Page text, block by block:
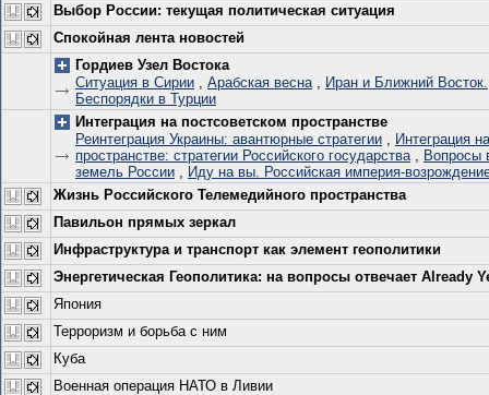
Выбор России: текущая политическая ситуация
Спокойная лента новостей
Гордиев Узел Востока
Ситуация в Сирии , Арабская весна, Иран и Ближний Восток.
Беспорядки в Турции
Интеграция на постсоветском пространстве
Реинтеграция Украины: авантюрные стратегии , Интеграция
пространстве: стратегии Российского государства, Вопросы
земель России , Иду на вы. Российская империя-
Жизнь Российского Телемедийного пространства
Павильон прямых зеркал
Инфраструктура и транспорт как элемент геополитики
Энергетическая Геополитика: на вопросы отвечает Already
Япония
Терроризм и борьба с ним
Куба
Военная операция НАТО в Ливии